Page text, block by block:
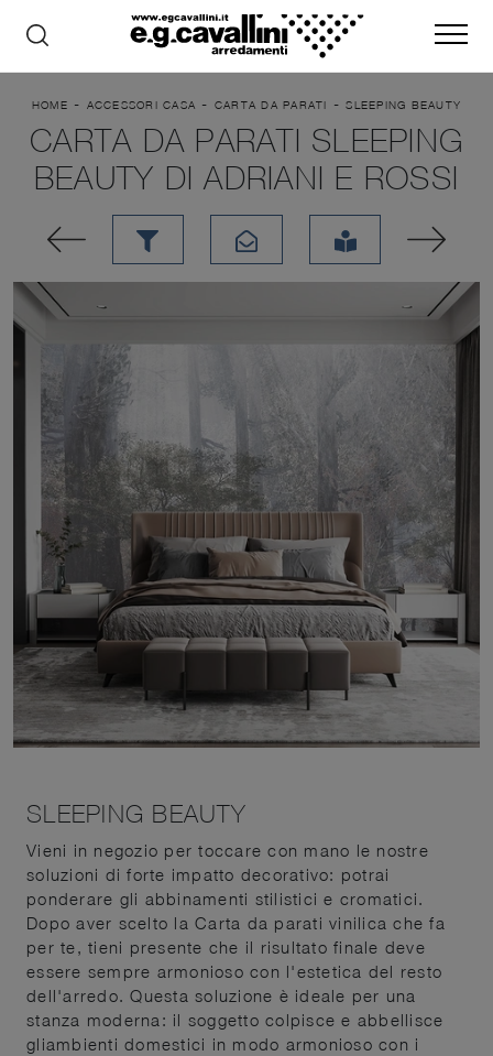
HOME - ACCESSORI CASA - CARTA DA PARATI -SLEEPING BEAUTY
CARTA DA PARATI SLEEPING
BEAUTY DI ADRIANI E ROSSI
SLEEPING BEAUTY
Vieni in negozio per toccare con mano le nostre
soluzioni di forte impatto decorativo: potrai
ponderare gli abbinamenti stilistici e cromatici.
Dopo aver scelto la Carta da parati vinilica che fa
per te, tieni presente che il risultato finale deve
essere sempre armonioso con l'estetica del resto
dell'arredo. Questa soluzione è ideale per una
stanza moderna: il soggetto colpisce e abbellisce
gliambienti domestici in modo armonioso con i